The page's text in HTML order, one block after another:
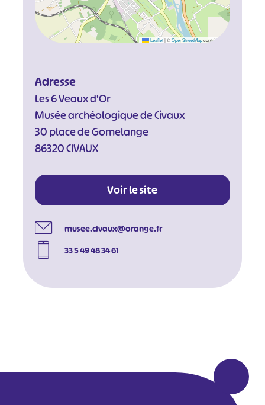
Leaflet |©OpenStreetMapcontributors
Adresse
Les 6 Veaux d'Or
Musée archéologique de Civaux
30 place de Gomelange
86320 CIVAUX
Voir le site
musee.civaux@orange.fr
33 5 49 48 34 61